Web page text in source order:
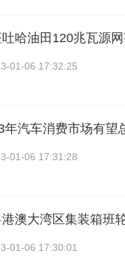
哈油田120兆瓦源
01-06 17:32:25
年汽车消费市场有望
01-06 17:31:28
澳大湾区集装箱班
01-06 17:30:01